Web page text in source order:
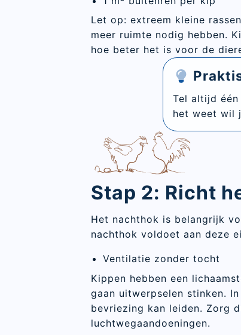
Let op: extreem kleine
meer ruimte nodig hebben.
hoe beter het is voor de
Tel altijd
het weet wil
Stap 2: Richt
Het nachthok is belangrijk
nachthok voldoet aan deze
Ventilatie zonder tocht
Kippen hebben een
gaan uitwerpselen stinken.
bevriezing kan leiden. Zorg
luchtwegaandoeningen.